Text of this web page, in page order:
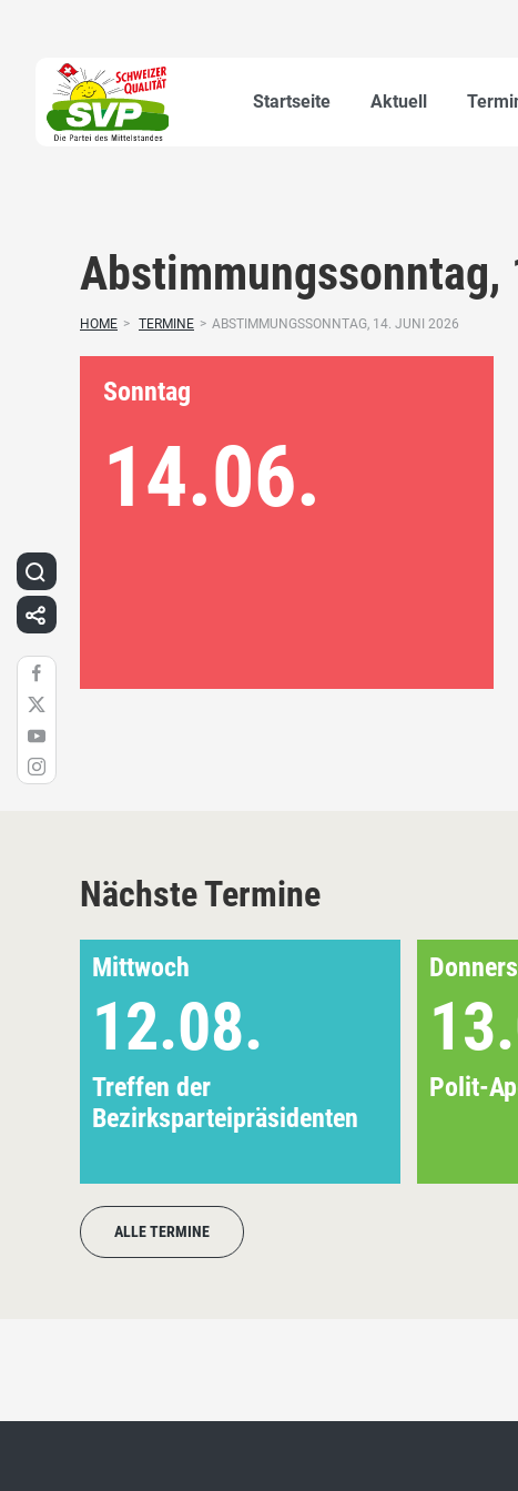
Startseite Aktuell
Abstimmungssonntag,
HOME > TERMINE > ABSTIMMUNGSSONNTAG, 14. JUNI 2026
Sonntag
14.06.
Nächste Termine
Mittwoch
12.08.
Treffen der
Bezirksparteipräsidenten
Polit-
ALLE TERMINE